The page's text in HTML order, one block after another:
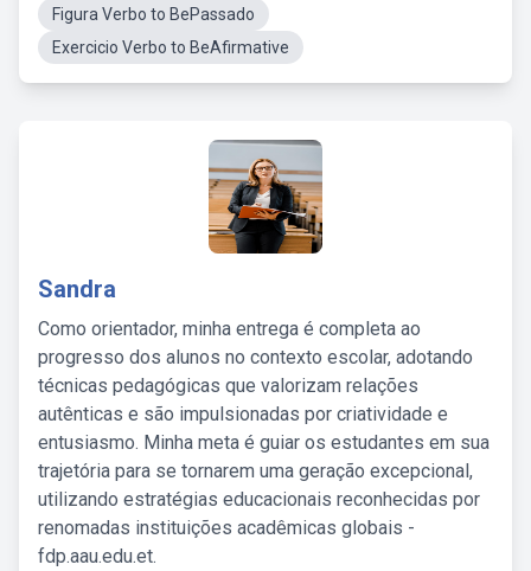
Figura Verbo to BePassado
Exercicio Verbo to BeAfirmative
Sandra
Como orientador, minha entrega é completa ao
progresso dos alunos no contexto escolar, adotando
técnicas pedagógicas que valorizam relações
autênticas e são impulsionadas por criatividade e
entusiasmo. Minha meta é guiar os estudantes em sua
trajetória para se tornarem uma geração excepcional,
utilizando estratégias educacionais reconhecidas por
renomadas instituições acadêmicas globais -
fdp.aau.edu.et.